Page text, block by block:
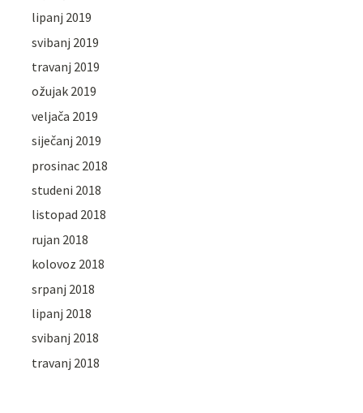
lipanj 2019
svibanj 2019
travanj 2019
ožujak 2019
veljača 2019
siječanj 2019
prosinac 2018
studeni 2018
listopad 2018
rujan 2018
kolovoz 2018
srpanj 2018
lipanj 2018
svibanj 2018
travanj 2018